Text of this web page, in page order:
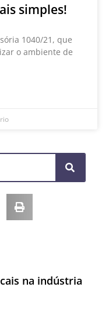
simples!
1040/21, que
o ambiente de
na indústria